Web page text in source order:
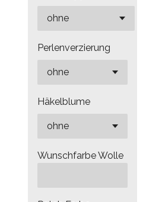
Perlenverzierung
Häkelblume
Wunschfarbe Wolle